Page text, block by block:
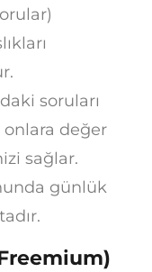
soruları
onlara değer
sağlar.
günlük